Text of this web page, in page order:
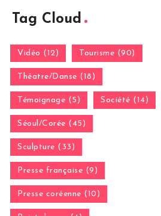
Tag Cloud
Vidéo (12) Tourisme (90)
Théatre/Danse (18)
Témoignage (5) Société (14)
Séoul/Corée (45)
Sculpture (33)
Presse française (9)
Presse coréenne (10)